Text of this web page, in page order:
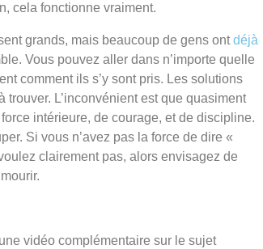
cela fonctionne vraiment.
grands, mais beaucoup de gens ontdéjà
Vous pouvez aller dans n’importe quelle
comment ils s’y sont pris. Les solutions
L’inconvénient est que quasiment
intérieure, de courage, et de discipline.
Si vous n’avez pas la force de dire «
clairement pas, alors envisagez de
vidéo complémentaire sur le sujet